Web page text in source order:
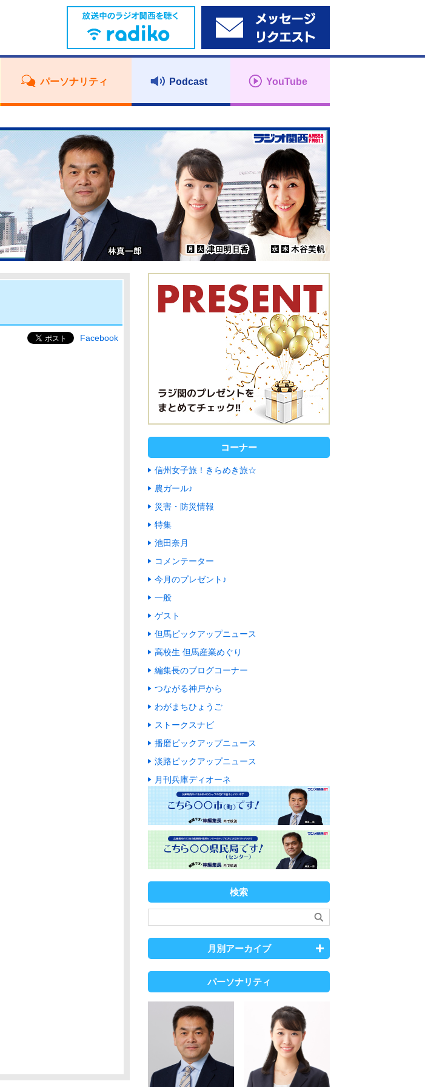
パーソナリティ Podcast YouTube
Facebook
コーナー
信州女子旅！きらめき旅☆
農ガール♪
災害・防災情報
特集
池田奈月
コメンテーター
今月のプレゼント♪
一般
ゲスト
但馬ピックアップニュース
高校生 但馬産業めぐり
編集長のブログコーナー
つながる神戸から
わがまちひょうご
ストークスナビ
播磨ピックアップニュース
淡路ピックアップニュース
月刊兵庫ディオーネ
検索
月別アーカイブ
パーソナリティ